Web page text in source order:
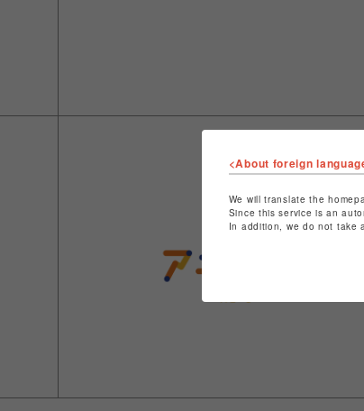
<About foreign
We will translate the
Since this service is an
In addition, we do not take